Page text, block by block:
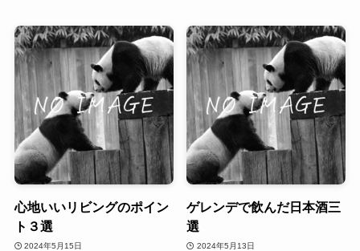
心地いいリビングのポイン
ト３選
2024年5月15日
ゲレンデで飲んだ日本酒三
選
2024年5月13日